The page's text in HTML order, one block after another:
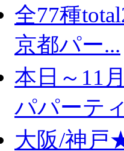
全77種
京都パー...
本日～11
パパーテ
大阪/神戸